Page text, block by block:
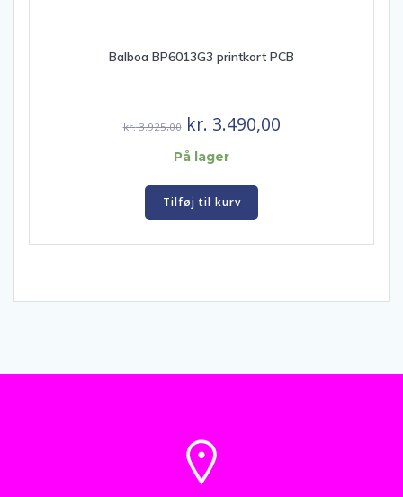
Balboa BP6013G3 printkort PCB
kr.3.925,00 Den
oprindelige
var:
kr. 3.925,00.
kr. 3.490,00Den
På lager
Tilføj til kurv